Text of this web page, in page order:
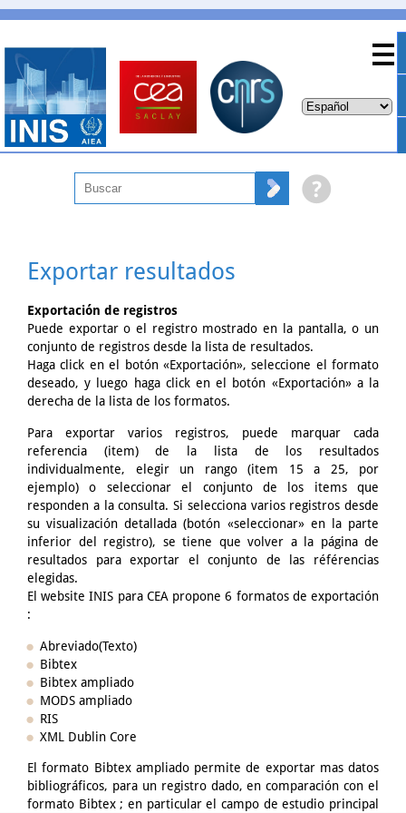
Exportar resultados
Exportación de registros
Puede exportar o el registro mostrado en la pantalla, o un
conjunto de registros desde la lista de resultados.
Haga click en el botón «Exportación», seleccione el formato
deseado, y luego haga click en el botón «Exportación» a la
derecha de la lista de los formatos.
Para exportar varios registros, puede marquar cada
referencia (item) de la lista de los resultados
individualmente, elegir un rango (item 15 a 25, por
ejemplo) o seleccionar el conjunto de los items que
responden a la consulta. Si selecciona varios registros desde
su visualización detallada (botón «seleccionar» en la parte
inferior del registro), se tiene que volver a la página de
resultados para exportar el conjunto de las référencias
elegidas.
El website INIS para CEA propone 6 formatos de exportación
:
Abreviado(Texto)
Bibtex
Bibtex ampliado
MODS ampliado
RIS
XML Dublin Core
El formato Bibtex ampliado permite de exportar mas datos
bibliográficos, para un registro dado, en comparación con el
formato Bibtex ; en particular el campo de estudio principal